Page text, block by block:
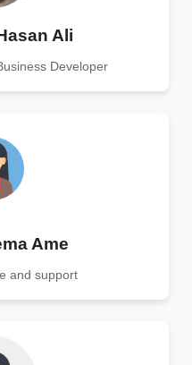
Ali
Developer
Ame
and support